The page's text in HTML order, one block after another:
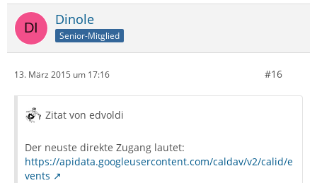
Dinole
Senior-Mitglied
13. März 2015 um 17:16 #16
Zitat von edvoldi
Der neuste direkte Zugang lautet:
https://apidata.googleusercontent.com/caldav/v2/calid/e
vents